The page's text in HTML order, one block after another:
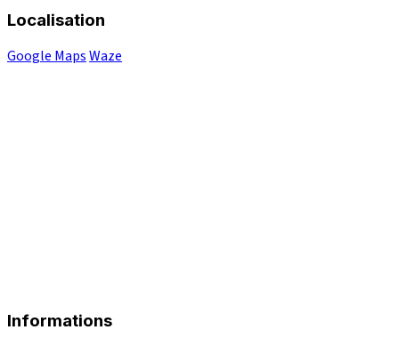
Localisation
Google MapsWaze
Informations